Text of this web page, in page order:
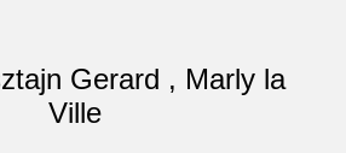
Gerard , Marly la
Ville